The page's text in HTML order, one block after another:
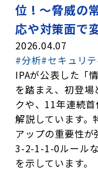
位 ! ～脅威の
応や対策面で
2026.04.07
#分析#セキュリ
IPAが公表した「
を踏まえ、初登
クや、11年連続
解説しています。
アップの重要性が
3-2-1-1-0ルール
を示しています。